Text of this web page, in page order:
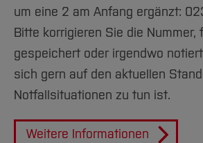
um eine 2 am Anfang ergänzt:
Bitte korrigieren Sie die Nummer,
gespeichert oder irgendwo
sich gern auf den aktuellen
Notfallsituationen zu tun ist.
Weitere Informationen